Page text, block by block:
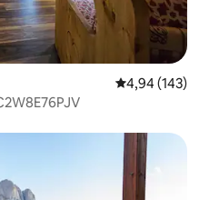
5 üzerinden
4,94 (143)
arasında